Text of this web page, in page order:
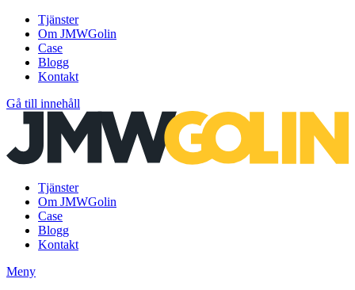
Tjänster
Om JMWGolin
Case
Blogg
Kontakt
Gå till innehåll
Tjänster
Om JMWGolin
Case
Blogg
Kontakt
Meny